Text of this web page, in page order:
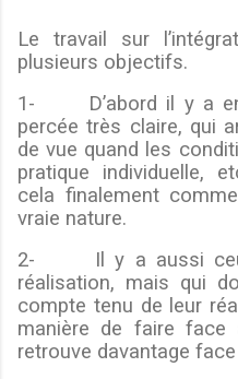
Le travail sur
plusieurs objectifs.
1- D’abord il y a en
percée très claire, qui
de vue quand les
pratique individuelle,
cela finalement
vraie nature.
2- Il y a aussi ceux
réalisation, mais qui
compte tenu de leur
manière de faire
retrouve davantage